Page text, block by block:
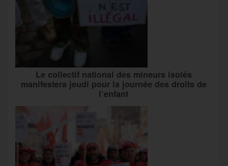
Le collectif national des mineurs isolés
manifestera jeudi pour la journée des droits de
l’enfant